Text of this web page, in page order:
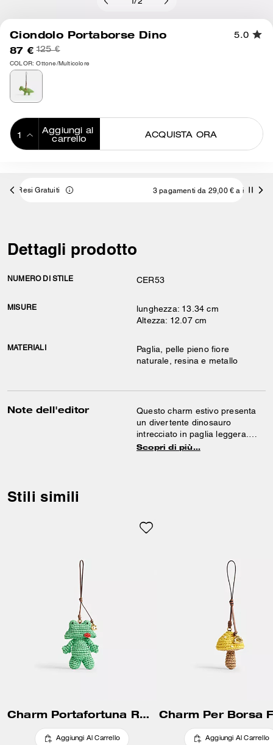
/2
Ciondolo Portaborse Dino 5.0
87 € 125 €
COLOR: Ottone/Multicolore
Aggiungi al
carrello
ACQUISTA ORA
3 pagamenti da 29,00 € a interessi 0% con
Dettagli prodotto
NUMERO DI STILE CER53
MISURE
lunghezza: 13.34 cm
Altezza: 12.07 cm
MATERIALI
Paglia, pelle pieno fiore
naturale, resina e metallo
Note dell'editor
Questo charm estivo presenta
un divertente dinosauro
intrecciato in paglia leggera.
Aggancialo alla tua borsa
Scopri di più…
Stili simili
Charm Portafortuna Rana
Aggiungi Al Carrello
Charm Per Borsa
Aggiungi Al Carrello